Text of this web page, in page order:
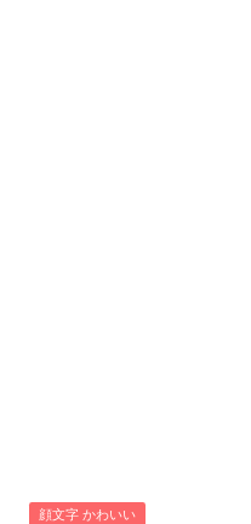
Posted
顔文字 かわいい